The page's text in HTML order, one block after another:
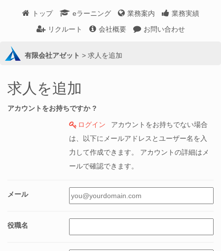
トップ eラーニング 業務案内
業務実績
リクルート
会社概要 お問い合わせ
有限会社アゼット > 求人を追加
求人を追加
アカウントをお持ちですか ?
ログイン
は、以下にメールアドレスとユーザー名を入
力して作成できます。 アカウントの詳細はメ
ールで確認できます。
メール
役職名